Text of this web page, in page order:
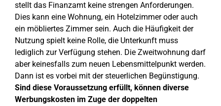
stellt das Finanzamt keine strengen Anforderungen.
Dies kann eine Wohnung, ein Hotelzimmer oder auch
ein möbliertes Zimmer sein. Auch die Häufigkeit der
Nutzung spielt keine Rolle, die Unterkunft muss
lediglich zur Verfügung stehen. Die Zweitwohnung darf
aber keinesfalls zum neuen Lebensmittelpunkt werden.
Dann ist es vorbei mit der steuerlichen Begünstigung.
Sind diese Voraussetzung erfüllt, können diverse
Werbungskosten im Zuge der doppelten